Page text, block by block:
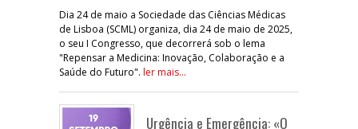
Dia 24 de maio a Sociedade das Ciências Médicas
de Lisboa (SCML) organiza, dia 24 de maio de 2025,
o seu I Congresso, que decorrerá sob o lema
"Repensar a Medicina: Inovação, Colaboração e a
Saúde do Futuro". ler mais...
Urgência e Emergência: «O